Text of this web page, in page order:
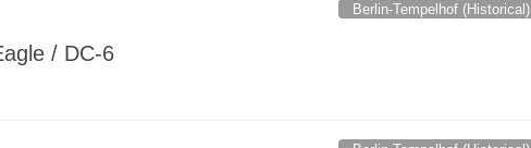
Berlin-Tempelhof (Historical)
/ DC-6